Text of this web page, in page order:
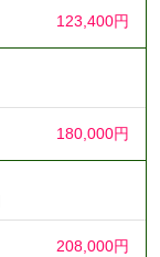
123,400円
180,000円
208,000円